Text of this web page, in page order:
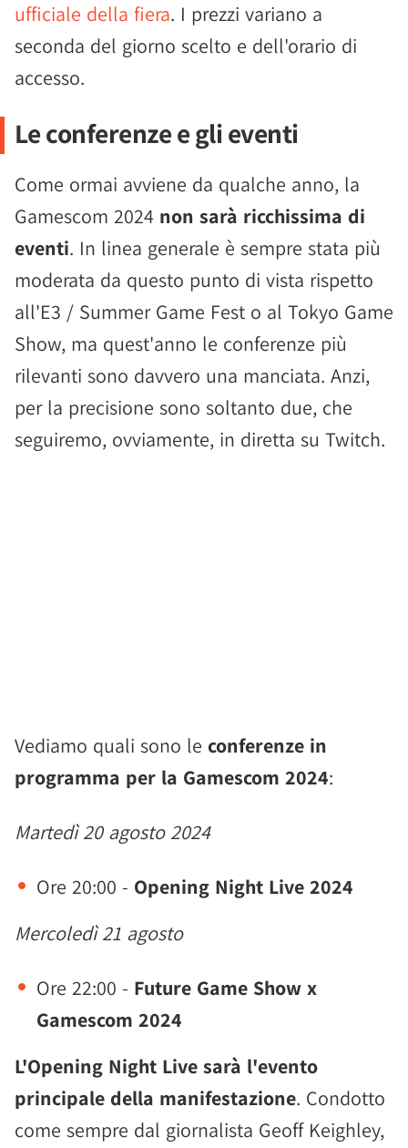
ufficiale della fiera. I prezzi variano a
seconda del giorno scelto e dell'orario di
accesso.
Le conferenze e gli eventi
Come ormai avviene da qualche anno, la
Gamescom 2024 non sarà ricchissima di
eventi. In linea generale è sempre stata più
moderata da questo punto di vista rispetto
all'E3 / Summer Game Fest o al Tokyo Game
Show, ma quest'anno le conferenze più
rilevanti sono davvero una manciata. Anzi,
per la precisione sono soltanto due, che
seguiremo, ovviamente, in diretta su Twitch.
Vediamo quali sono le conferenze in
programma per la Gamescom 2024:
Martedì 20 agosto 2024
Ore 20:00 - Opening Night Live 2024
Mercoledì 21 agosto
Ore 22:00 - Future Game Show x
Gamescom 2024
L'Opening Night Live sarà l'evento
principale della manifestazione. Condotto
come sempre dal giornalista Geoff Keighley,